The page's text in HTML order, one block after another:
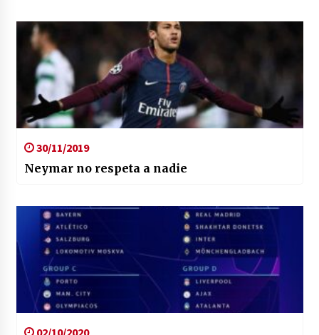
30/11/2019
Neymar no respeta a nadie